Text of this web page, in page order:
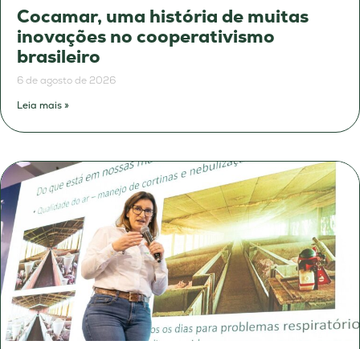
Cocamar, uma história de muitas
inovações no cooperativismo
brasileiro
6 de agosto de 2026
Leia mais »